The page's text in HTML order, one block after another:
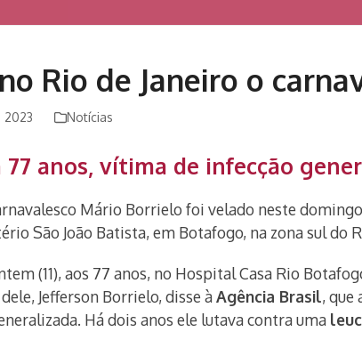
Rio de Janeiro o
2023 Notícias
anos, vítima de infecção
Mário Borrielo foi velado neste
São João Batista, em Botafogo, na zona sul do
(11), aos 77 anos, no Hospital Casa Rio
Jefferson Borrielo, disse àAgência Brasil, que
Há dois anos ele lutava contra uma